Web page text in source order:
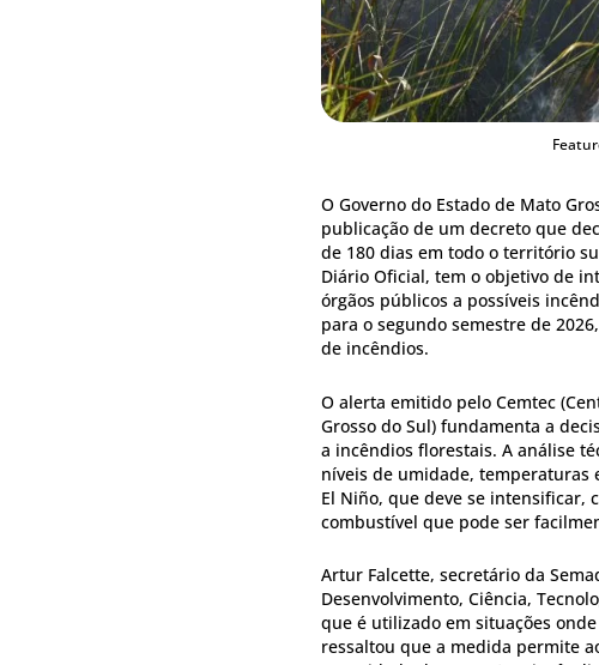
O Governo do Estado de Mato
publicação de um decreto que
de 180 dias em todo o território
Diário Oficial, tem o objetivo de
órgãos públicos a possíveis
para o segundo semestre de
de incêndios.
O alerta emitido pelo Cemtec
Grosso do Sul) fundamenta a
a incêndios florestais. A análise
níveis de umidade, temperaturas
El Niño, que deve se intensificar,
combustível que pode ser
Artur Falcette, secretário da
Desenvolvimento, Ciência,
que é utilizado em situações
ressaltou que a medida permite